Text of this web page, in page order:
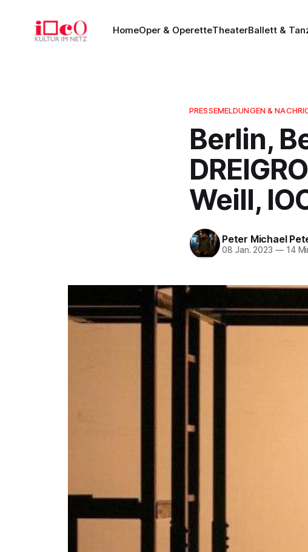
HomeOper & OperetteTheaterBallett &
PRESSEMELDUNGEN &
Berlin,
Weill,
Peter Michael
08 Jan. 2023 —14